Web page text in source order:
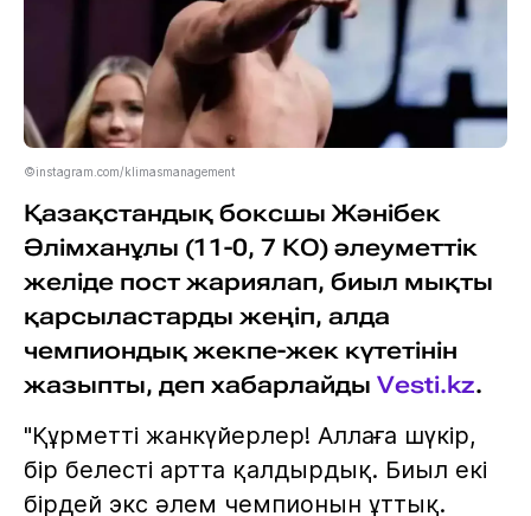
©instagram.com/klimasmanagement
Қазақстандық боксшы Жәнібек
Әлімханұлы (11-0, 7 КО) әлеуметтік
желіде пост жариялап, биыл мықты
қарсыластарды жеңіп, алда
чемпиондық жекпе-жек күтетінін
жазыпты, деп хабарлайды Vesti.kz.
"Құрметті жанкүйерлер! Аллаға шүкір,
бір белесті артта қалдырдық. Биыл екі
бірдей экс әлем чемпионын ұттық.